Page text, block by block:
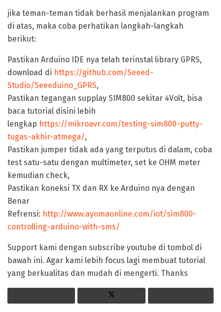
jika teman-teman tidak berhasil menjalankan program
di atas, maka coba perhatikan langkah-langkah
berikut:
Pastikan Arduino IDE nya telah terinstal library GPRS,
download di https://github.com/Seeed-
Studio/Seeeduino_GPRS,
Pastikan tegangan supplay SIM800 sekitar 4Volt, bisa
baca tutorial disini lebih
lengkap https://mikroavr.com/testing-sim800-putty-
tugas-akhir-atmega/,
Pastikan jumper tidak ada yang terputus di dalam, coba
test satu-satu dengan multimeter, set ke OHM meter
kemudian check,
Pastikan koneksi TX dan RX ke Arduino nya dengan
Benar
Refrensi: http://www.ayomaonline.com/iot/sim800-
controlling-arduino-with-sms/
Support kami dengan subscribe youtube di tombol di
bawah ini. Agar kami lebih focus lagi membuat tutorial
yang berkualitas dan mudah di mengerti. Thanks